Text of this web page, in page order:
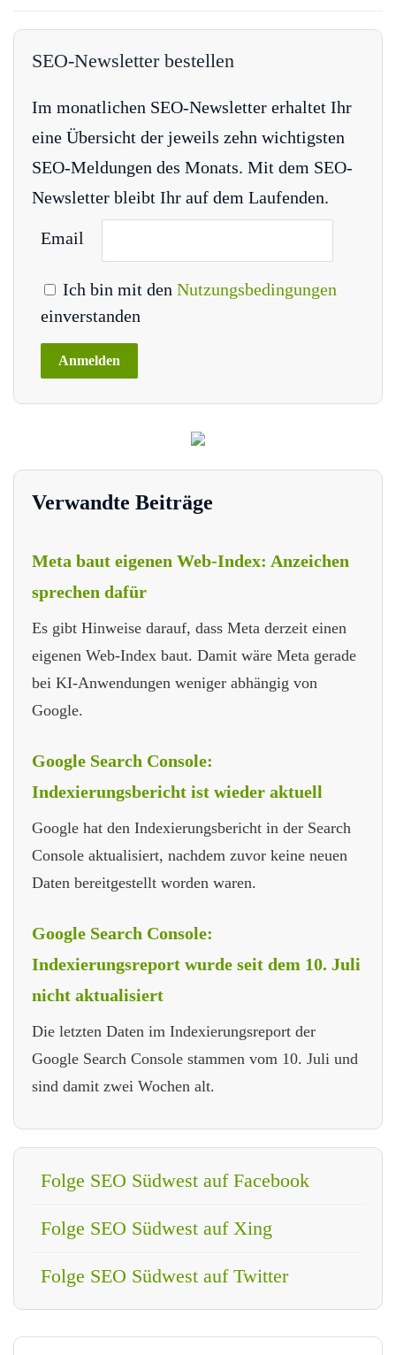
SEO-Newsletter bestellen
Im monatlichen SEO-Newsletter erhaltet Ihr
eine Übersicht der jeweils zehn wichtigsten
SEO-Meldungen des Monats. Mit dem SEO-
Newsletter bleibt Ihr auf dem Laufenden.
Email
Ich bin mit den Nutzungsbedingungen
einverstanden
Verwandte Beiträge
Meta baut eigenen Web-Index: Anzeichen
sprechen dafür
Es gibt Hinweise darauf, dass Meta derzeit einen
eigenen Web-Index baut. Damit wäre Meta gerade
bei KI-Anwendungen weniger abhängig von
Google.
Google Search Console:
Indexierungsbericht ist wieder aktuell
Google hat den Indexierungsbericht in der Search
Console aktualisiert, nachdem zuvor keine neuen
Daten bereitgestellt worden waren.
Google Search Console:
Indexierungsreport wurde seit dem 10. Juli
nicht aktualisiert
Die letzten Daten im Indexierungsreport der
Google Search Console stammen vom 10. Juli und
sind damit zwei Wochen alt.
Folge SEO Südwest auf Facebook
Folge SEO Südwest auf Xing
Folge SEO Südwest auf Twitter